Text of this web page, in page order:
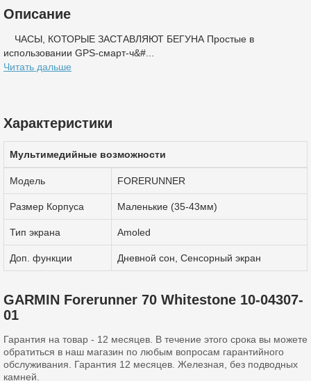
Описание
ЧАСЫ, КОТОРЫЕ ЗАСТАВЛЯЮТ БЕГУНА Простые в
использовании GPS-смарт-ч&#...
Читать дальше
Характеристики
Мультимедийные возможности
Модель FORERUNNER
Размер Корпуса Маленькие (35-43мм)
Тип экрана Amoled
Доп. функции Дневной сон, Сенсорный экран
GARMIN Forerunner 70 Whitestone 10-04307-
01
Гарантия на товар - 12 месяцев. В течение этого срока вы можете
обратиться в наш магазин по любым вопросам гарантийного
обслуживания. Гарантия 12 месяцев. Железная, без подводных
камней.